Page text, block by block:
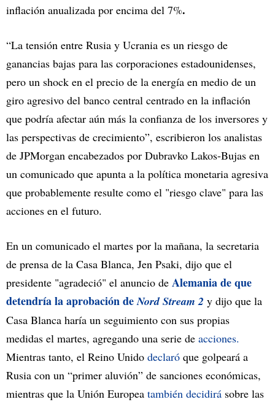
inflación anualizada por encima del 7%.
“La tensión entre Rusia y Ucrania es un riesgo de
ganancias bajas para las corporaciones estadounidenses,
pero un shock en el precio de la energía en medio de un
giro agresivo del banco central centrado en la inflación
que podría afectar aún más la confianza de los inversores y
las perspectivas de crecimiento”, escribieron los analistas
de JPMorgan encabezados por Dubravko Lakos-Bujas en
un comunicado que apunta a la política monetaria agresiva
que probablemente resulte como el "riesgo clave" para las
acciones en el futuro.
En un comunicado el martes por la mañana, la secretaria
de prensa de la Casa Blanca, Jen Psaki, dijo que el
presidente "agradeció" el anuncio de Alemania de que
detendría la aprobación deNord Stream 2 y dijo que la
Casa Blanca haría un seguimiento con sus propias
medidas el martes, agregando una serie de acciones.
Mientras tanto, el Reino Unido declaró que golpeará a
Rusia con un “primer aluvión” de sanciones económicas,
mientras que la Unión Europea también decidirá sobre las